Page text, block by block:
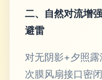
二、自然对流增
避雷
对无阴影+夕照露
次膜风扇接口密